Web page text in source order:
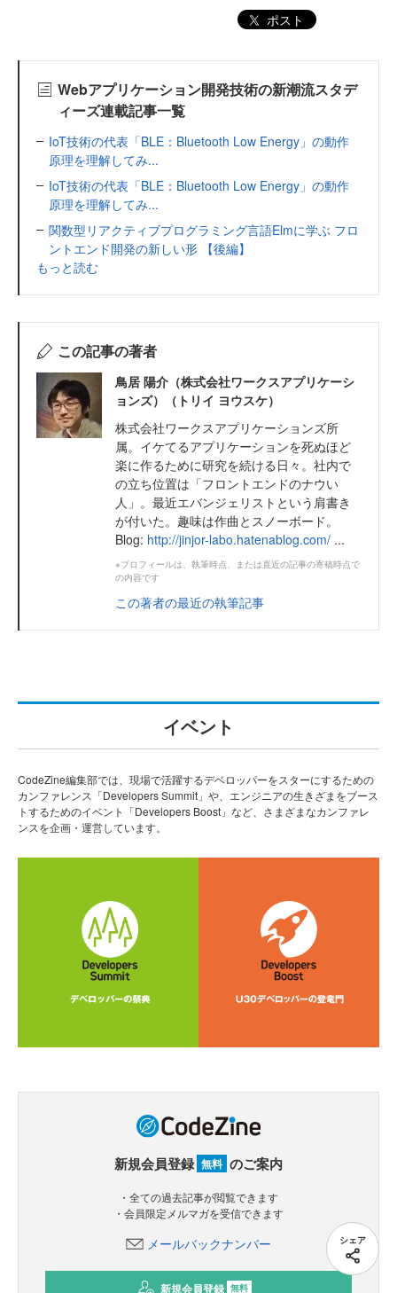
ポスト
Webアプリケーション開発技術の新潮流スタデ
ィーズ連載記事一覧
IoT技術の代表「BLE：Bluetooth Low Energy」の動作
原理を理解してみ...
IoT技術の代表「BLE：Bluetooth Low Energy」の動作
原理を理解してみ...
関数型リアクティブプログラミング言語Elmに学ぶ フロ
ントエンド開発の新しい形 【後編】
もっと読む
この記事の著者
鳥居 陽介（株式会社ワークスアプリケーシ
ョンズ）（トリイ ヨウスケ）
株式会社ワークスアプリケーションズ所
属。イケてるアプリケーションを死ぬほど
楽に作るために研究を続ける日々。社内で
の立ち位置は「フロントエンドのナウい
人」。最近エバンジェリストという肩書き
が付いた。趣味は作曲とスノーボード。
Blog: http://jinjor-labo.hatenablog.com/ ...
※プロフィールは、執筆時点、または直近の記事の寄稿時点で
の内容です
この著者の最近の執筆記事
シェア
イベント
CodeZine編集部では、現場で活躍するデベロッパーをスターにするための
カンファレンス「Developers Summit」や、エンジニアの生きざまをブース
トするためのイベント「Developers Boost」など、さまざまなカンファレ
ンスを企画・運営しています。
新規会員登録 無料 のご案内
・全ての過去記事が閲覧できます
・会員限定メルマガを受信できます
メールバックナンバー
新規会員登録 無料